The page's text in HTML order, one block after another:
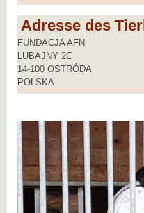
Adresse des
FUNDACJA AFN
LUBAJNY 2C
14-100 OSTRÓDA
POLSKA